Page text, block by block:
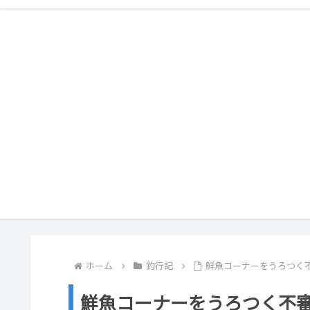
ホーム 釣行記 鮮魚コーナーをうろつく
鮮魚コーナーをうろつく不